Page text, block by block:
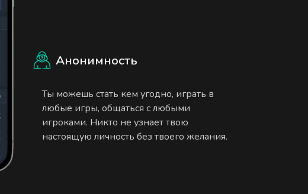
Анонимность
Ты можешь стать кем угодно, играть в
любые игры, общаться с любыми
игроками. Никто не узнает твою
настоящую личность без твоего желания.